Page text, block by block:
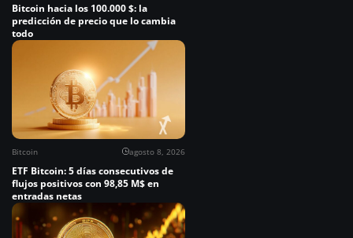
Bitcoin hacia los 100.000 $: la
predicción de precio que lo cambia
todo
Bitcoin agosto 8, 2026
ETF Bitcoin: 5 días consecutivos de
flujos positivos con 98,85 M$ en
entradas netas